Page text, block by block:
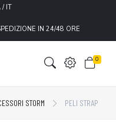
/ IT
IN 24/48 ORE
0
STORM PELI STRAP